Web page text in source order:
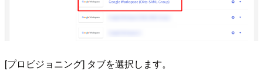
[プロビジョニング] タブを選択します。